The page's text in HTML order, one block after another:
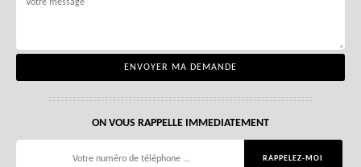
ON VOUS RAPPELLE IMMEDIATEMENT